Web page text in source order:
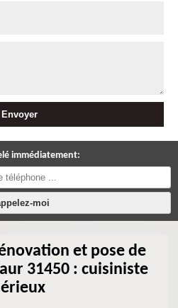
immédiatement:
et pose de
31450 : cuisiniste